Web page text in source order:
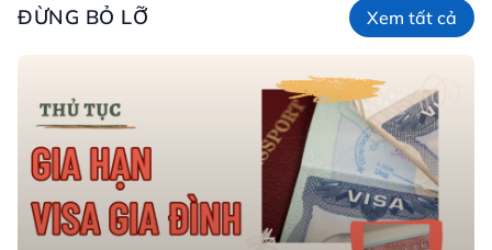
ĐỪNG BỎ LỠ Xem tất cả